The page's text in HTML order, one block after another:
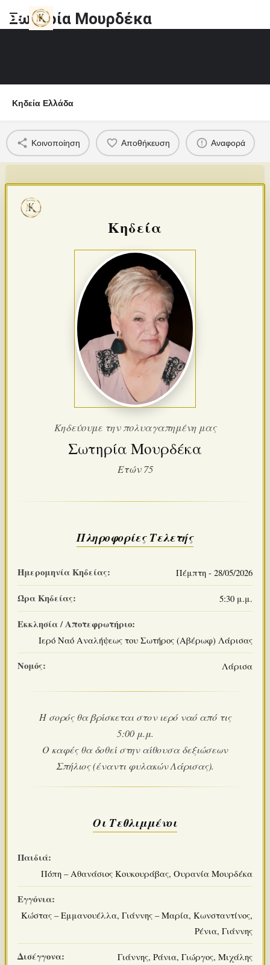
Σωτηρία Μουρδέκα
Κηδεία Ελλάδα
Κοινοποίηση Αποθήκευση Αναφορά
Κηδεία
Κηδεύουμε την πολυαγαπημένη μας
Σωτηρία Μουρδέκα
Ετών 75
Πληροφορίες Τελετής
Ημερομηνία Κηδείας: Πέμπτη - 28/05/2026
Ώρα Κηδείας: 5:30 μ.μ.
Εκκλησία / Αποτεφρωτήριο:
Ιερό Ναό Αναλήψεως του Σωτήρος (Αβέρωφ) Λάρισας
Νομός: Λάρισα
Η σορός θα βρίσκεται στον ιερό ναό από τις
5:00 μ.μ.
Ο καφές θα δοθεί στην αίθουσα δεξιώσεων
Σπήλιος (έναντι φυλακών Λάρισας).
Οι Τεθλιμμένοι
Παιδιά:
Πόπη – Αθανάσιος Κουκουράβας, Ουρανία Μουρδέκα
Εγγόνια:
Κώστας – Εμμανουέλλα, Γιάννης – Μαρία, Κωνσταντίνος,
Ρένια, Γιάννης
Δισέγγονα: Γιάννης, Ράνια, Γιώργος, Μιχάλης